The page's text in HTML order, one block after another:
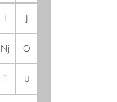
I J
Nj O
T U